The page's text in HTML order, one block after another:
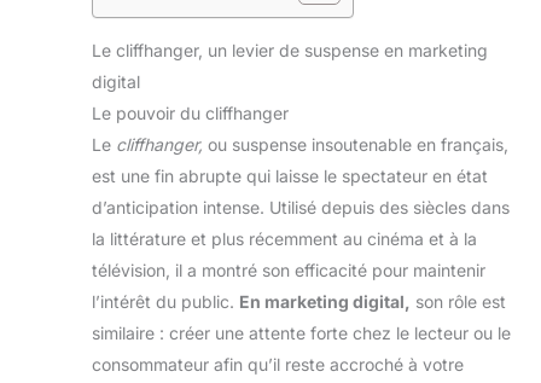
Le cliffhanger, un levier de suspense en marketing
digital
Le pouvoir du cliffhanger
Le cliffhanger, ou suspense insoutenable en français,
est une fin abrupte qui laisse le spectateur en état
d’anticipation intense. Utilisé depuis des siècles dans
la littérature et plus récemment au cinéma et à la
télévision, il a montré son efficacité pour maintenir
l’intérêt du public. En marketing digital, son rôle est
similaire : créer une attente forte chez le lecteur ou le
consommateur afin qu’il reste accroché à votre